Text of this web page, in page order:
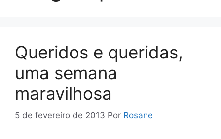
Queridos e queridas,
uma semana
maravilhosa
5 de fevereiro de 2013 Por Rosane